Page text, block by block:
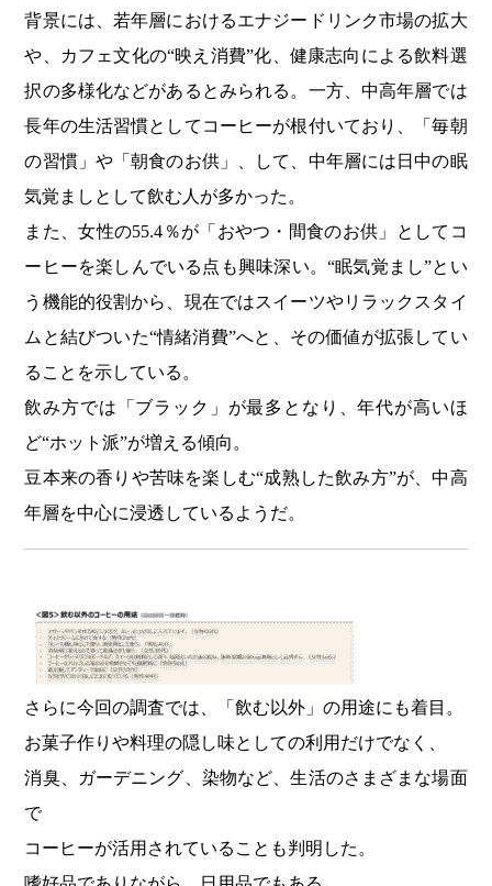
背景には、若年層におけるエナジードリンク市場の拡大
や、カフェ文化の“映え消費”化、健康志向による飲料選
択の多様化などがあるとみられる。一方、中高年層では
長年の生活習慣としてコーヒーが根付いており、「毎朝
の習慣」や「朝食のお供」、して、中年層には日中の眠
気覚ましとして飲む人が多かった。
また、女性の55.4％が「おやつ・間食のお供」としてコ
ーヒーを楽しんでいる点も興味深い。“眠気覚まし”とい
う機能的役割から、現在ではスイーツやリラックスタイ
ムと結びついた“情緒消費”へと、その価値が拡張してい
ることを示している。
飲み方では「ブラック」が最多となり、年代が高いほ
ど“ホット派”が増える傾向。
豆本来の香りや苦味を楽しむ“成熟した飲み方”が、中高
年層を中心に浸透しているようだ。
さらに今回の調査では、「飲む以外」の用途にも着目。
お菓子作りや料理の隠し味としての利用だけでなく、
消臭、ガーデニング、染物など、生活のさまざまな場面
で
コーヒーが活用されていることも判明した。